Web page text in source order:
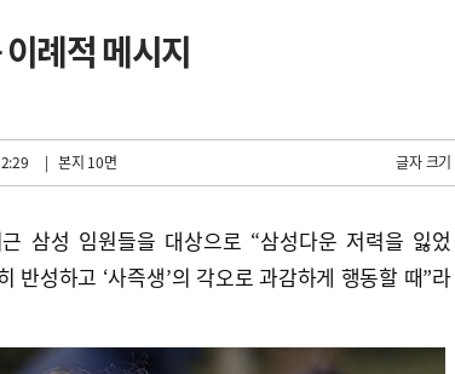
례적 메시지
| 본지 10면 글자 크기
삼성 임원들을 대상으로 “삼성다운 저력을 잃었
반성하고 ‘사즉생’의 각오로 과감하게 행동할 때”라